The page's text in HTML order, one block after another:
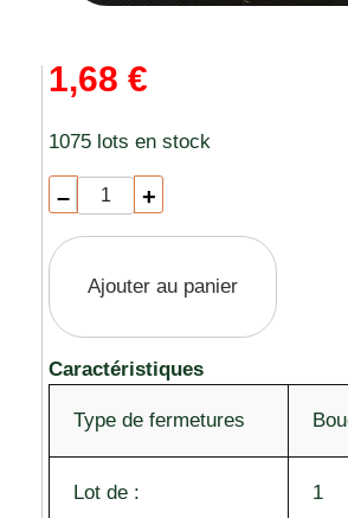
1,68 €
1075 lots en stock
– +
Ajouter au panier
Caractéristiques
Type de fermetures
Lot de : 1